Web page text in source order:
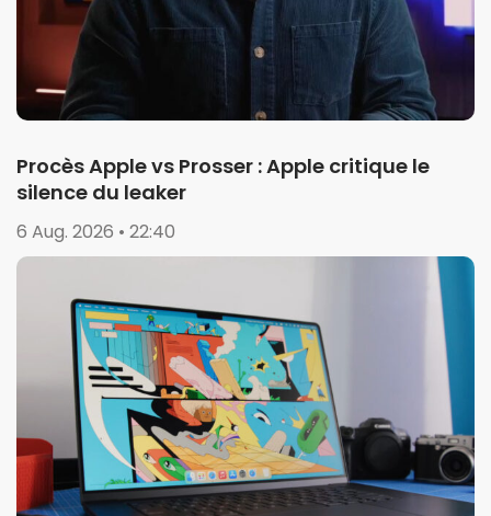
Procès Apple vs Prosser : Apple critique le
silence du leaker
6 Aug. 2026 • 22:40